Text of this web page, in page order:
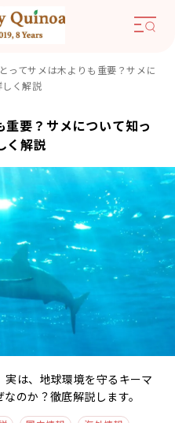
ってサメは木よりも重要？サメに
く解説
要？サメについて知っ
く解説
は、地球環境を守るキーマ
のか？徹底解説します。